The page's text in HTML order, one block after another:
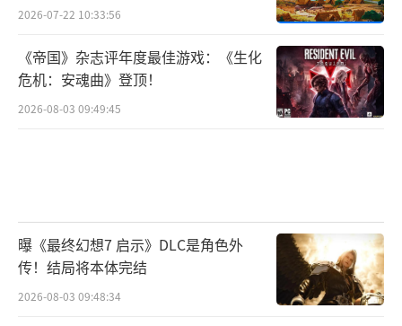
2026-07-22 10:33:56
《帝国》杂志评年度最佳游戏：《生化
危机：安魂曲》登顶！
2026-08-03 09:49:45
曝《最终幻想7 启示》DLC是角色外
传！结局将本体完结
2026-08-03 09:48:34